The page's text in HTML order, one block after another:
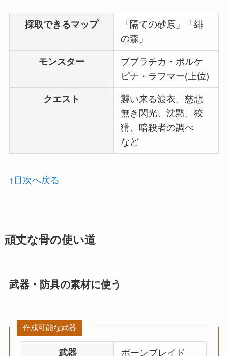
採取できるマップ
「隔ての砂原」「緋
の森」
モンスター
ブブラチカ・ポルケ
ピナ・ラフマー(上位)
クエスト
襲い来る波衣、慈悲
無き閃光、沈黙、狡
猾、暗殺者の調べ
など
↑目次へ戻る
頑丈な骨の使い道
武器・防具の素材に使う
作成可能な武器
武器 ボーンブレイド